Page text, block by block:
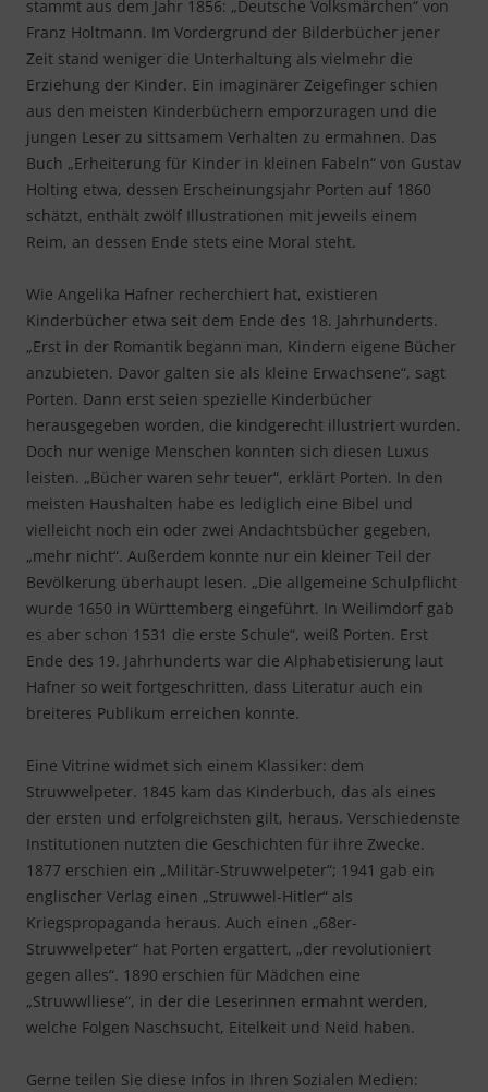
stammt aus dem Jahr 1856: „Deutsche Volksmärchen“ von
Franz Holtmann. Im Vordergrund der Bilderbücher jener
Zeit stand weniger die Unterhaltung als vielmehr die
Erziehung der Kinder. Ein imaginärer Zeigefinger schien
aus den meisten Kinderbüchern emporzuragen und die
jungen Leser zu sittsamem Verhalten zu ermahnen. Das
Buch „Erheiterung für Kinder in kleinen Fabeln“ von Gustav
Holting etwa, dessen Erscheinungsjahr Porten auf 1860
schätzt, enthält zwölf Illustrationen mit jeweils einem
Reim, an dessen Ende stets eine Moral steht.
Wie Angelika Hafner recherchiert hat, existieren
Kinderbücher etwa seit dem Ende des 18. Jahrhunderts.
„Erst in der Romantik begann man, Kindern eigene Bücher
anzubieten. Davor galten sie als kleine Erwachsene“, sagt
Porten. Dann erst seien spezielle Kinderbücher
herausgegeben worden, die kindgerecht illustriert wurden.
Doch nur wenige Menschen konnten sich diesen Luxus
leisten. „Bücher waren sehr teuer“, erklärt Porten. In den
meisten Haushalten habe es lediglich eine Bibel und
vielleicht noch ein oder zwei Andachtsbücher gegeben,
„mehr nicht“. Außerdem konnte nur ein kleiner Teil der
Bevölkerung überhaupt lesen. „Die allgemeine Schulpflicht
wurde 1650 in Württemberg eingeführt. In Weilimdorf gab
es aber schon 1531 die erste Schule“, weiß Porten. Erst
Ende des 19. Jahrhunderts war die Alphabetisierung laut
Hafner so weit fortgeschritten, dass Literatur auch ein
breiteres Publikum erreichen konnte.
Eine Vitrine widmet sich einem Klassiker: dem
Struwwelpeter. 1845 kam das Kinderbuch, das als eines
der ersten und erfolgreichsten gilt, heraus. Verschiedenste
Institutionen nutzten die Geschichten für ihre Zwecke.
1877 erschien ein „Militär-Struwwelpeter“; 1941 gab ein
englischer Verlag einen „Struwwel-Hitler“ als
Kriegspropaganda heraus. Auch einen „68er-
Struwwelpeter“ hat Porten ergattert, „der revolutioniert
gegen alles“. 1890 erschien für Mädchen eine
„Struwwlliese“, in der die Leserinnen ermahnt werden,
welche Folgen Naschsucht, Eitelkeit und Neid haben.
Gerne teilen Sie diese Infos in Ihren Sozialen Medien: